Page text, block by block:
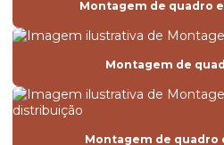
Montagem de quadro
Montagem de
Montagem de quadro